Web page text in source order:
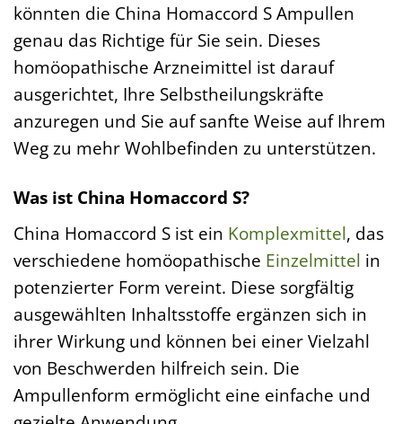
könnten die China Homaccord S Ampullen
genau das Richtige für Sie sein. Dieses
homöopathische Arzneimittel ist darauf
ausgerichtet, Ihre Selbstheilungskräfte
anzuregen und Sie auf sanfte Weise auf Ihrem
Weg zu mehr Wohlbefinden zu unterstützen.
Was ist China Homaccord S?
China Homaccord S ist ein Komplexmittel, das
verschiedene homöopathische Einzelmittel in
potenzierter Form vereint. Diese sorgfältig
ausgewählten Inhaltsstoffe ergänzen sich in
ihrer Wirkung und können bei einer Vielzahl
von Beschwerden hilfreich sein. Die
Ampullenform ermöglicht eine einfache und